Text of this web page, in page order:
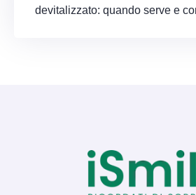
devitalizzato: quando serve e